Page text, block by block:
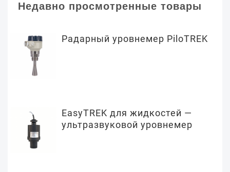
Недавно просмотренные товары
Радарный уровнемер PiloTREK
EasyTREK для жидкостей —
ультразвуковой уровнемер